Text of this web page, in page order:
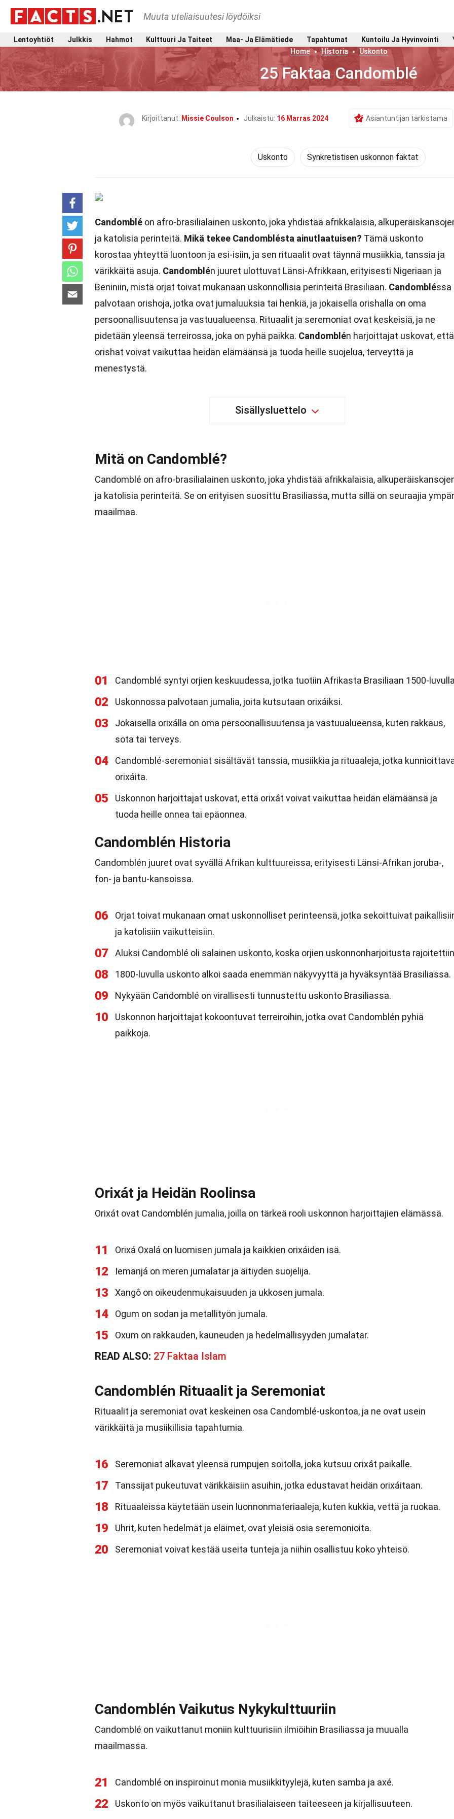
Muuta uteliaisuutesi löydöiksi
Lentoyhtiöt Julkkis Hahmot Kulttuuri Ja Taiteet Maa- Ja Elämätiede Tapahtumat Kuntoilu Ja Hyvinvointi
Home
Historia Uskonto
25 Faktaa Candomblé
Kirjoittanut: Missie Coulson Julkaistu: 16 Marras 2024 Asiantuntijan tarkistama
Uskonto Synkretistisen uskonnon faktat
Candomblé on afro-brasilialainen uskonto, joka yhdistää afrikkalaisia,
ja katolisia perinteitä. Mikä tekee Candomblésta ainutlaatuisen? Tämä uskonto
korostaa yhteyttä luontoon ja esi-isiin, ja sen rituaalit ovat täynnä musiikkia, tanssia ja
värikkäitä asuja. Candomblén juuret ulottuvat Länsi-Afrikkaan, erityisesti Nigeriaan ja
Beniniin, mistä orjat toivat mukanaan uskonnollisia perinteitä Brasiliaan. Candombléssa
palvotaan orishoja, jotka ovat jumaluuksia tai henkiä, ja jokaisella orishalla on oma
persoonallisuutensa ja vastuualueensa. Rituaalit ja seremoniat ovat keskeisiä, ja ne
pidetään yleensä terreirossa, joka on pyhä paikka. Candomblén harjoittajat uskovat, että
orishat voivat vaikuttaa heidän elämäänsä ja tuoda heille suojelua, terveyttä ja
menestystä.
Sisällysluettelo
Mitä on Candomblé?
Candomblé on afro-brasilialainen uskonto, joka yhdistää afrikkalaisia,
ja katolisia perinteitä. Se on erityisen suosittu Brasiliassa, mutta sillä on seuraajia
maailmaa.
01 Candomblé syntyi orjien keskuudessa, jotka tuotiin Afrikasta Brasiliaan 1500-
02 Uskonnossa palvotaan jumalia, joita kutsutaan orixáiksi.
03
Jokaisella orixálla on oma persoonallisuutensa ja vastuualueensa, kuten rakkaus,
sota tai terveys.
04
Candomblé-seremoniat sisältävät tanssia, musiikkia ja rituaaleja, jotka
orixáita.
05
Uskonnon harjoittajat uskovat, että orixát voivat vaikuttaa heidän elämäänsä ja
tuoda heille onnea tai epäonnea.
Candomblén Historia
Candomblén juuret ovat syvällä Afrikan kulttuureissa, erityisesti Länsi-Afrikan joruba-,
fon- ja bantu-kansoissa.
06
Orjat toivat mukanaan omat uskonnolliset perinteensä, jotka sekoittuivat
ja katolisiin vaikutteisiin.
07 Aluksi Candomblé oli salainen uskonto, koska orjien uskonnonharjoitusta
08 1800-luvulla uskonto alkoi saada enemmän näkyvyyttä ja hyväksyntää Brasiliassa.
09 Nykyään Candomblé on virallisesti tunnustettu uskonto Brasiliassa.
10
Uskonnon harjoittajat kokoontuvat terreiroihin, jotka ovat Candomblén pyhiä
paikkoja.
Orixát ja Heidän Roolinsa
Orixát ovat Candomblén jumalia, joilla on tärkeä rooli uskonnon harjoittajien elämässä.
11 Orixá Oxalá on luomisen jumala ja kaikkien orixáiden isä.
12 Iemanjá on meren jumalatar ja äitiyden suojelija.
13 Xangô on oikeudenmukaisuuden ja ukkosen jumala.
14 Ogum on sodan ja metallityön jumala.
15 Oxum on rakkauden, kauneuden ja hedelmällisyyden jumalatar.
READ ALSO: 27 Faktaa Islam
Candomblén Rituaalit ja Seremoniat
Rituaalit ja seremoniat ovat keskeinen osa Candomblé-uskontoa, ja ne ovat usein
värikkäitä ja musiikillisia tapahtumia.
16 Seremoniat alkavat yleensä rumpujen soitolla, joka kutsuu orixát paikalle.
17 Tanssijat pukeutuvat värikkäisiin asuihin, jotka edustavat heidän orixáitaan.
18 Rituaaleissa käytetään usein luonnonmateriaaleja, kuten kukkia, vettä ja ruokaa.
19 Uhrit, kuten hedelmät ja eläimet, ovat yleisiä osia seremonioita.
20 Seremoniat voivat kestää useita tunteja ja niihin osallistuu koko yhteisö.
Candomblén Vaikutus Nykykulttuuriin
Candomblé on vaikuttanut moniin kulttuurisiin ilmiöihin Brasiliassa ja muualla
maailmassa.
21 Candomblé on inspiroinut monia musiikkityylejä, kuten samba ja axé.
22 Uskonto on myös vaikuttanut brasilialaiseen taiteeseen ja kirjallisuuteen.